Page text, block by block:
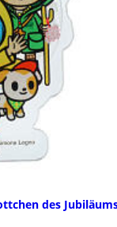
des